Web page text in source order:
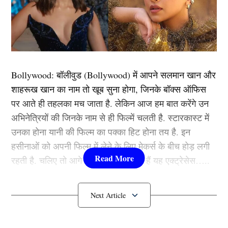
“अपने करीबी लोगों से गहन परामर्श के बाद मैंने अंतर्राष्ट्रीय और
प्रथम श्रेणी क्रिकेट से संन्यास लेने का फैसला किया है।
पीसीबी, मेरे परिवार, कोचों, सलाहकारों, टीम के साथियों,
प्रशंसकों और मेरा समर्थन करने वाले सभी लोगों को बहुत-बहुत
फ्रेंचाइजी क्रिकेट खेलना जारी रखूंगा।”
यह भी पढ़ें:VIDEO: विकलांग पाकिस्तानी फैन के लिए विराट
कोहली ने किया ऐसा काम, देखकर 140 करोड़ भारतवासी ठोक रहे
हैं सलाम
ऐसा रहा है अंतर्राष्ट्रीय करियर
Bollywood:बॉलीवुड (Bollywood)में आपने सलमान खान और
शाहरूख खान का नाम तो खूब सुना होगा, जिनके बॉक्स ऑफिस
पर आते ही तहलका मच जाता है. लेकिन आज हम बात करेंगे उन
अभिनेत्रियों की जिनके नाम से ही फिल्में चलती है. स्टारकास्ट में
उनका होना यानी की फिल्म का पक्का हिट होना तय है. इन
हसीनाओं को अपनी फिल्म में लेने के लिए मेकर्स के बीच होड़ लगी
रहती है. चलिए तो आगे जानते हैं कौन-कौन हैं यह एक्ट्रेसेस…..
कौन हैंBollywood की यह हसीनाएं?